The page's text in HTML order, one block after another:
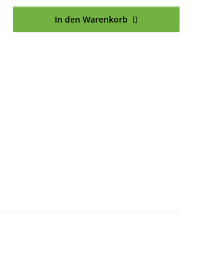
In den Warenkorb